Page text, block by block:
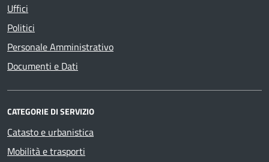
Uffici
Politici
Personale Amministrativo
Documenti e Dati
CATEGORIE DI SERVIZIO
Catasto e urbanistica
Mobilità e trasporti